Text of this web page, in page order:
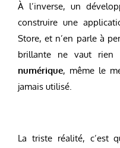
À l’inverse, un
construire une
Store, et n’en parle à
brillante ne vaut rien
numérique, même le
jamais utilisé.
La triste réalité, c’est